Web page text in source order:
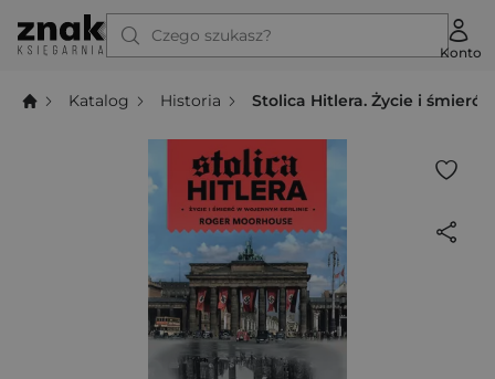
Czego szukasz?
Konto
Katalog Historia Stolica Hitlera. Życie i śmierć